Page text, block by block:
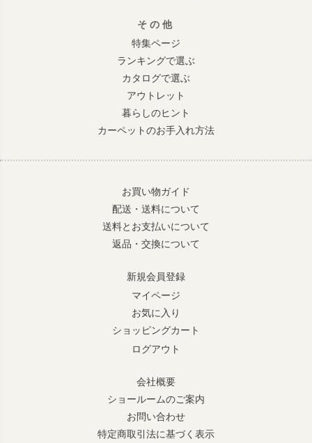
その他
特集ページ
ランキングで選ぶ
カタログで選ぶ
アウトレット
暮らしのヒント
カーペットのお手入れ方法
お買い物ガイド
配送・送料について
送料とお支払いについて
返品・交換について
新規会員登録
マイページ
お気に入り
ショッピングカート
ログアウト
会社概要
ショールームのご案内
お問い合わせ
特定商取引法に基づく表示